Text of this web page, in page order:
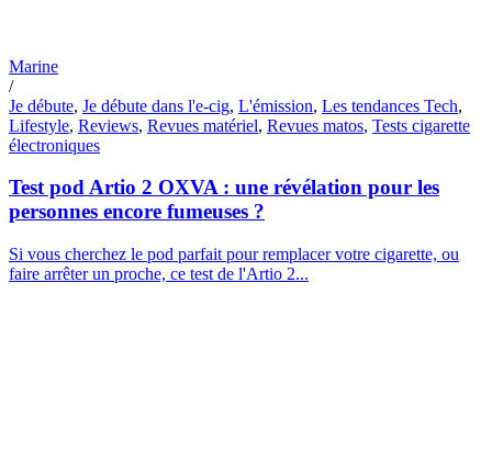
Marine
/
Je débute, Je débute dans l'e-cig, L'émission, Les tendances Tech,
Lifestyle, Reviews, Revues matériel, Revues matos, Tests cigarette
électroniques
Test pod Artio 2 OXVA : une révélation pour les
personnes encore fumeuses ?
Si vous cherchez le pod parfait pour remplacer votre cigarette, ou
faire arrêter un proche, ce test de l'Artio 2...